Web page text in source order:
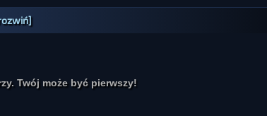
Twój może być pierwszy!